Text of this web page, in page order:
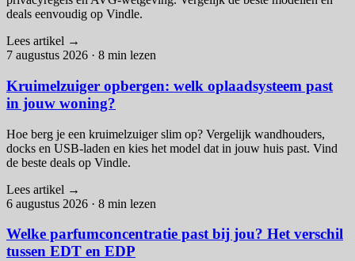
deals eenvoudig op Vindle.
Lees artikel →
7 augustus 2026 · 8 min lezen
Kruimelzuiger opbergen: welk oplaadsysteem past
in jouw woning?
Hoe berg je een kruimelzuiger slim op? Vergelijk wandhouders,
docks en USB-laden en kies het model dat in jouw huis past. Vind
de beste deals op Vindle.
Lees artikel →
6 augustus 2026 · 8 min lezen
Welke parfumconcentratie past bij jou? Het verschil
tussen EDT en EDP